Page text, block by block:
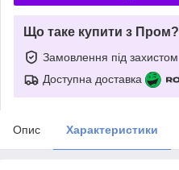
Що таке купити з Пром?
Замовлення під захистом
Доступна доставка
Опис Характеристики